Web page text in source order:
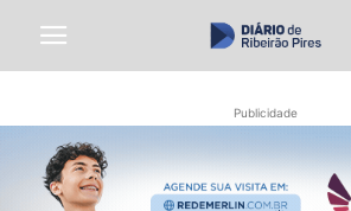
Publicidade